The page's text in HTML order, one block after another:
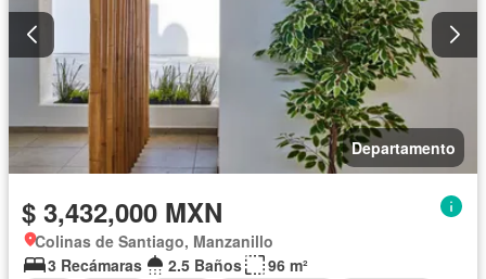
Departamento
$ 3,432,000 MXN
Colinas de Santiago, Manzanillo
3 Recámaras
2.5 Baños
96 m²